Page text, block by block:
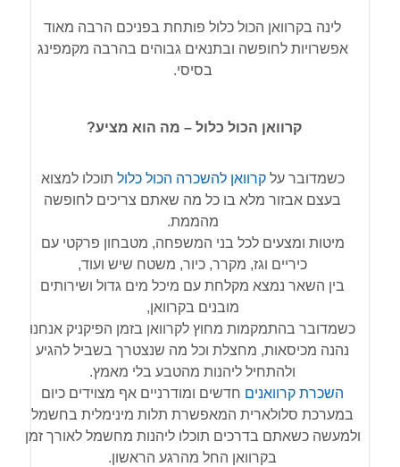
לינה בקרוואן הכול כלול פותחת בפניכם הרבה מאוד
אפשרויות לחופשה ובתנאים גבוהים בהרבה מקמפינג
בסיסי.
קרוואן הכול כלול – מה הוא מציע?
כשמדובר עלקרוואן להשכרה הכול כלול תוכלו למצוא
בעצם אבזור מלא בו כל מה שאתם צריכים לחופשה
מהממת.
מיטות ומצעים לכל בני המשפחה, מטבחון פרקטי עם
כיריים וגז, מקרר, כיור, משטח שיש ועוד,
בין השאר נמצא מקלחת עם מיכל מים גדול ושירותים
מובנים בקרוואן,
כשמדובר בהתמקמות מחוץ לקרוואן בזמן הפיקניק אנחנו
נהנה מכיסאות, מחצלת וכל מה שנצטרך בשביל להגיע
ולהתחיל ליהנות מהטבע בלי מאמץ.
השכרת קרוואנים חדשים ומודרניים אף מצוידים כיום
במערכת סלולארית המאפשרת תלות מינימלית בחשמל
ולמעשה כשאתם בדרכים תוכלו ליהנות מחשמל לאורך זמן
בקרוואן החל מהרגע הראשון.